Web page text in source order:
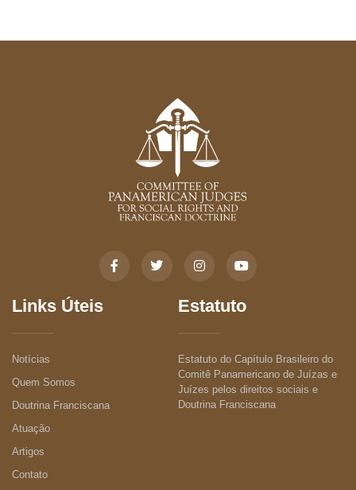
Links Úteis
Notícias
Quem Somos
Doutrina Franciscana
Atuação
Artigos
Contato
Estatuto
Estatuto do Capítulo Brasileiro do
Comitê Panamericano de Juízas e
Juízes pelos direitos sociais e
Doutrina Franciscana